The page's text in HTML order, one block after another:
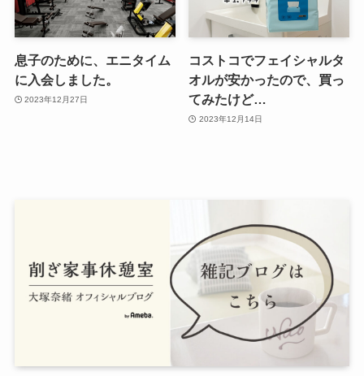
息子のために、エニタイム
に入会しました。
2023年12月27日
コストコでフェイシャルタ
オルが安かったので、買っ
てみたけど…
2023年12月14日